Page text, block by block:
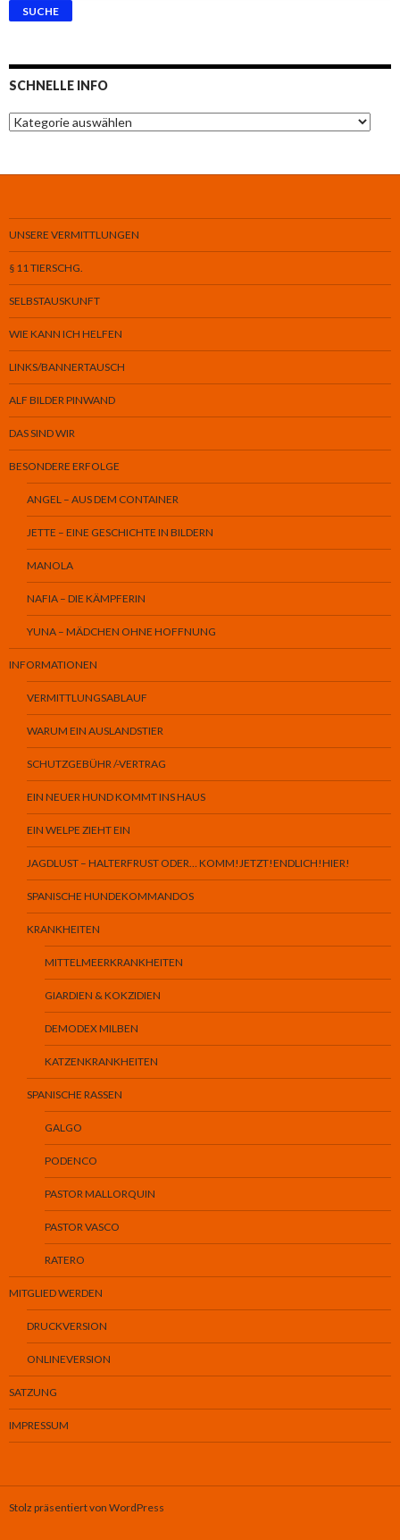
SUCHE
SCHNELLE INFO
Schnelle
Info
UNSERE VERMITTLUNGEN
§ 11 TIERSCHG.
SELBSTAUSKUNFT
WIE KANN ICH HELFEN
LINKS/BANNERTAUSCH
ALF BILDER PINWAND
DAS SIND WIR
BESONDERE ERFOLGE
ANGEL – AUS DEM CONTAINER
JETTE – EINE GESCHICHTE IN BILDERN
MANOLA
NAFIA – DIE KÄMPFERIN
YUNA – MÄDCHEN OHNE HOFFNUNG
INFORMATIONEN
VERMITTLUNGSABLAUF
WARUM EIN AUSLANDSTIER
SCHUTZGEBÜHR /-VERTRAG
EIN NEUER HUND KOMMT INS HAUS
EIN WELPE ZIEHT EIN
JAGDLUST – HALTERFRUST ODER… KOMM!JETZT!ENDLICH!HIER!
SPANISCHE HUNDEKOMMANDOS
KRANKHEITEN
MITTELMEERKRANKHEITEN
GIARDIEN & KOKZIDIEN
DEMODEX MILBEN
KATZENKRANKHEITEN
SPANISCHE RASSEN
GALGO
PODENCO
PASTOR MALLORQUIN
PASTOR VASCO
RATERO
MITGLIED WERDEN
DRUCKVERSION
ONLINEVERSION
SATZUNG
IMPRESSUM
Stolz präsentiert von WordPress